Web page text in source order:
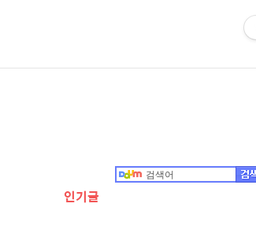
정
인기글